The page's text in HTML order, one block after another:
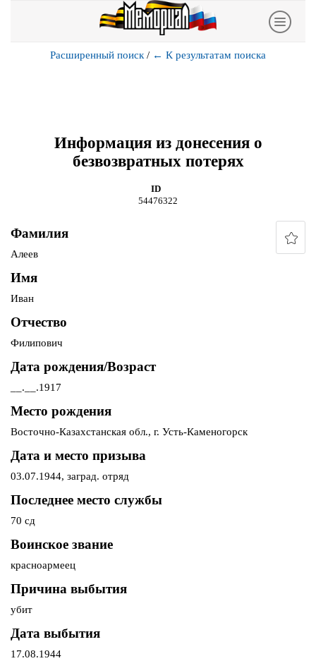
Расширенный поиск / ← К результатам поиска
Информация из донесения о
безвозвратных потерях
ID
54476322
Фамилия
Алеев
Имя
Иван
Отчество
Филипович
Дата рождения/Возраст
__.__.1917
Место рождения
Восточно-Казахстанская обл., г. Усть-Каменогорск
Дата и место призыва
03.07.1944, заград. отряд
Последнее место службы
70 сд
Воинское звание
красноармеец
Причина выбытия
убит
Дата выбытия
17.08.1944